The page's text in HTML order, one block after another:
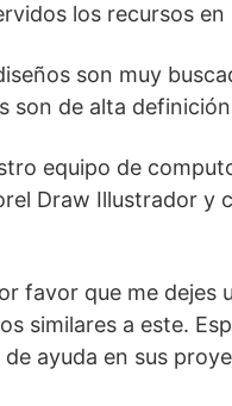
los recursos en
son muy
de alta
equipo de
Draw Illustrador y
favor que me dejes
similares a este.
ayuda en sus